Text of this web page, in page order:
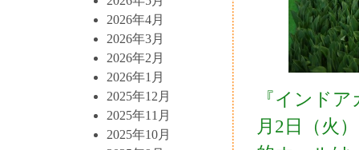
2026年4月
2026年3月
2026年2月
2026年1月
2025年12月
2025年11月
2025年10月
『インド
月2日（火